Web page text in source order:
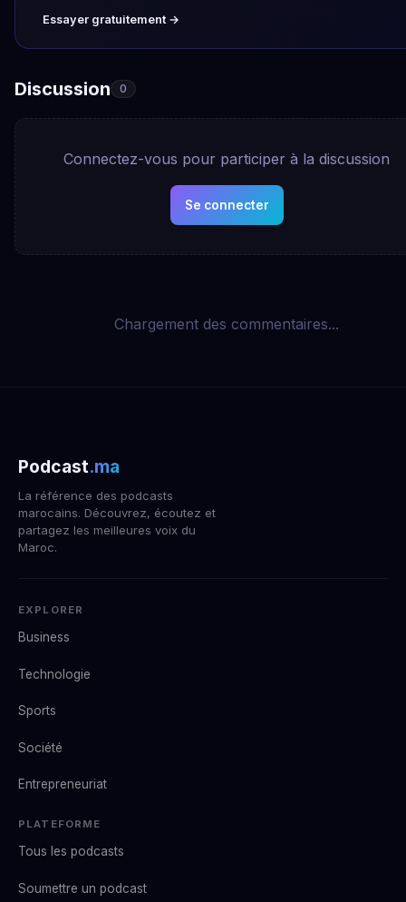
Essayer gratuitement →
Discussion 0
Connectez-vous pour participer à la discussion
Se connecter
Chargement des commentaires...
Podcast.ma
La référence des podcasts
marocains. Découvrez, écoutez et
partagez les meilleures voix du
Maroc.
EXPLORER
Business
Technologie
Sports
Société
Entrepreneuriat
PLATEFORME
Tous les podcasts
Soumettre un podcast